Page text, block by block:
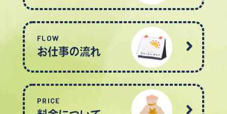
FLOW
お仕事の流れ
PRICE